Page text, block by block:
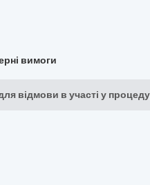
вимоги
відмови в участі у